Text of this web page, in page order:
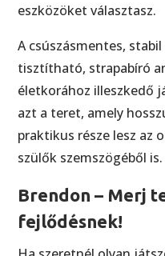
eszközöket választasz.
A csúszásmentes,
tisztítható, strapabíró
életkorához illeszkedő
azt a teret, amely
praktikus része lesz az
szülők szemszögéből is.
Brendon – Merj
fejlődésnek!